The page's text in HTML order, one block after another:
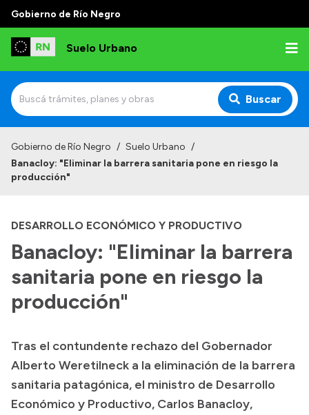
Gobierno de Río Negro
Suelo Urbano
Buscar
Gobierno de Río Negro / Suelo Urbano /
Banacloy: "Eliminar la barrera sanitaria pone en riesgo la
producción"
DESARROLLO ECONÓMICO Y PRODUCTIVO
Banacloy: "Eliminar la barrera
sanitaria pone en riesgo la
producción"
Tras el contundente rechazo del Gobernador
Alberto Weretilneck a la eliminación de la barrera
sanitaria patagónica, el ministro de Desarrollo
Económico y Productivo, Carlos Banacloy,